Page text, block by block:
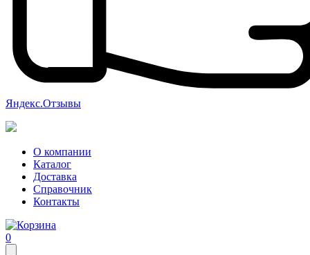
Яндекс.Отзывы
О компании
Каталог
Доставка
Справочник
Контакты
0